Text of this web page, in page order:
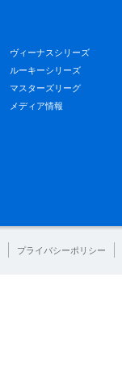
ヴィーナスシリーズ
ルーキーシリーズ
マスターズリーグ
メディア情報
プライバシーポリシー